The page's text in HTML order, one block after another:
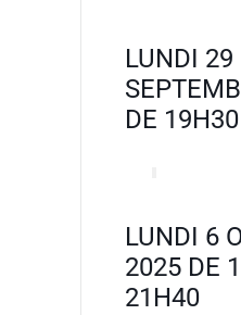
LUNDI 29
DE
LUNDI 6
2025 DE
21H40